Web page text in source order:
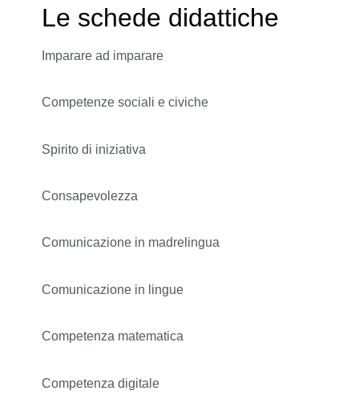
Le schede didattiche
Imparare ad imparare
Competenze sociali e civiche
Spirito di iniziativa
Consapevolezza
Comunicazione in madrelingua
Comunicazione in lingue
Competenza matematica
Competenza digitale